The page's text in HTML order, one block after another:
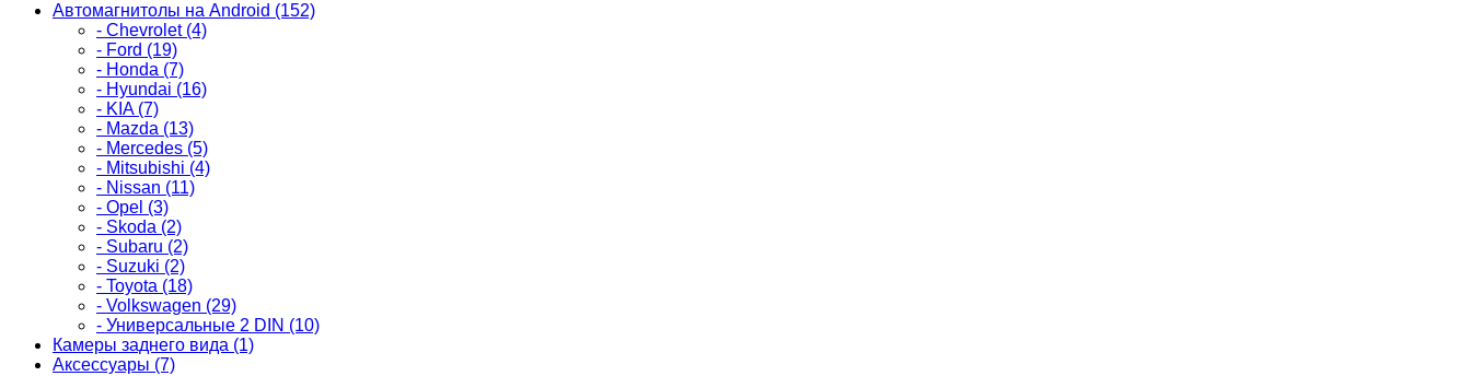
Автомагнитолы на Android (152)
- Chevrolet (4)
- Ford (19)
- Honda (7)
- Hyundai (16)
- KIA (7)
- Mazda (13)
- Mercedes (5)
- Mitsubishi (4)
- Nissan (11)
- Opel (3)
- Skoda (2)
- Subaru (2)
- Suzuki (2)
- Toyota (18)
- Volkswagen (29)
- Универсальные 2 DIN (10)
Камеры заднего вида (1)
Аксессуары (7)